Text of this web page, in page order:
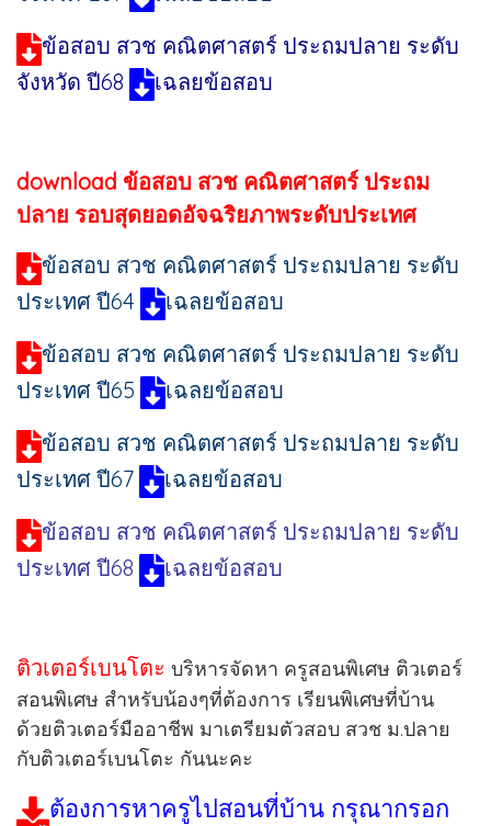
ข้อสอบ สวช คณิตศาสตร์ ประถมปลาย ระดับ
จังหวัด ปี68
เฉลยข้อสอบ
download ข้อสอบ สวช คณิตศาสตร์ ประถม
ปลาย รอบสุดยอดอัจฉริยภาพระดับประเทศ
ข้อสอบ สวช คณิตศาสตร์ ประถมปลาย ระดับ
ประเทศ ปี64
เฉลยข้อสอบ
ข้อสอบ สวช คณิตศาสตร์ ประถมปลาย ระดับ
ประเทศ ปี65
เฉลยข้อสอบ
ข้อสอบ สวช คณิตศาสตร์ ประถมปลาย ระดับ
ประเทศ ปี67
เฉลยข้อสอบ
ข้อสอบ สวช คณิตศาสตร์ ประถมปลาย ระดับ
ประเทศ ปี68
เฉลยข้อสอบ
ติวเตอร์เบนโตะ บริหารจัดหา ครูสอนพิเศษ ติวเตอร์
สอนพิเศษ สำหรับน้องๆที่ต้องการ เรียนพิเศษที่บ้าน
ด้วยติวเตอร์มืออาชีพ มาเตรียมตัวสอบ สวช ม.ปลาย
กับติวเตอร์เบนโตะ กันนะคะ
ต้องการหาครูไปสอนที่บ้าน กรุณากรอก